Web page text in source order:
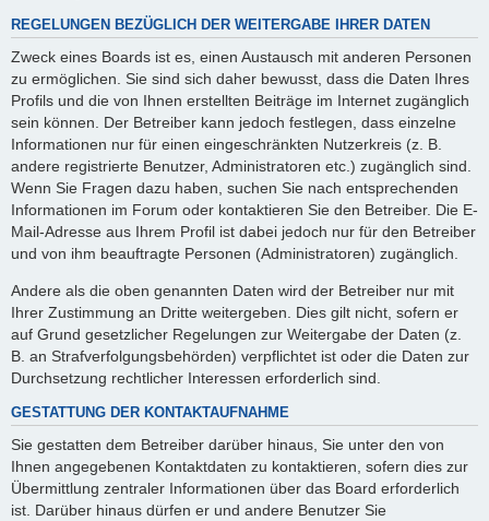
REGELUNGEN BEZÜGLICH DER WEITERGABE IHRER DATEN
Zweck eines Boards ist es, einen Austausch mit anderen Personen
zu ermöglichen. Sie sind sich daher bewusst, dass die Daten Ihres
Profils und die von Ihnen erstellten Beiträge im Internet zugänglich
sein können. Der Betreiber kann jedoch festlegen, dass einzelne
Informationen nur für einen eingeschränkten Nutzerkreis (z. B.
andere registrierte Benutzer, Administratoren etc.) zugänglich sind.
Wenn Sie Fragen dazu haben, suchen Sie nach entsprechenden
Informationen im Forum oder kontaktieren Sie den Betreiber. Die E-
Mail-Adresse aus Ihrem Profil ist dabei jedoch nur für den Betreiber
und von ihm beauftragte Personen (Administratoren) zugänglich.
Andere als die oben genannten Daten wird der Betreiber nur mit
Ihrer Zustimmung an Dritte weitergeben. Dies gilt nicht, sofern er
auf Grund gesetzlicher Regelungen zur Weitergabe der Daten (z.
B. an Strafverfolgungsbehörden) verpflichtet ist oder die Daten zur
Durchsetzung rechtlicher Interessen erforderlich sind.
GESTATTUNG DER KONTAKTAUFNAHME
Sie gestatten dem Betreiber darüber hinaus, Sie unter den von
Ihnen angegebenen Kontaktdaten zu kontaktieren, sofern dies zur
Übermittlung zentraler Informationen über das Board erforderlich
ist. Darüber hinaus dürfen er und andere Benutzer Sie